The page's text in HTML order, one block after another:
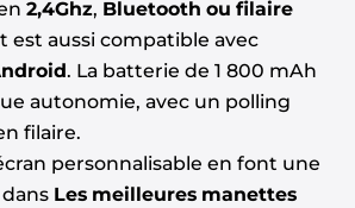
2,4Ghz, Bluetooth ou filaire
est aussi compatible avec
. La batterie de 1 800 mAh
autonomie, avec un polling
filaire.
personnalisable en font une
Les meilleures manettes